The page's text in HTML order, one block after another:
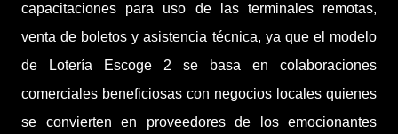
capacitaciones para uso de las terminales remotas,
venta de boletos y asistencia técnica, ya que el modelo
de Lotería Escoge 2 se basa en colaboraciones
comerciales beneficiosas con negocios locales quienes
se convierten en proveedores de los emocionantes